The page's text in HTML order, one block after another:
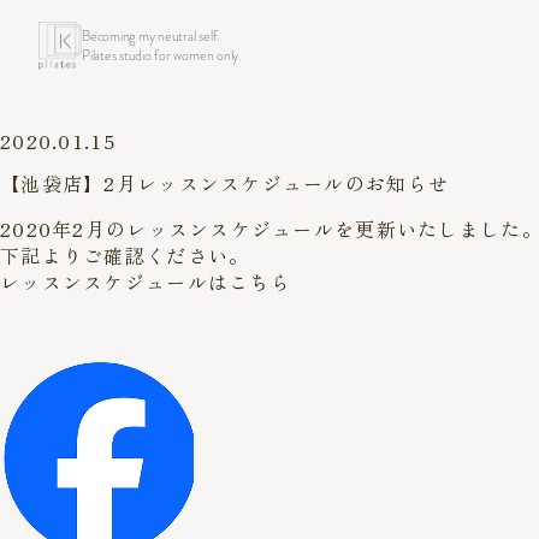
Becoming my neutral self.
Pilates studio for women only.
2020.01.15
【池袋店】2月レッスンスケジュールのお知らせ
2020年2月のレッスンスケジュールを更新いたしました。
下記よりご確認ください。
レッスンスケジュールはこちら